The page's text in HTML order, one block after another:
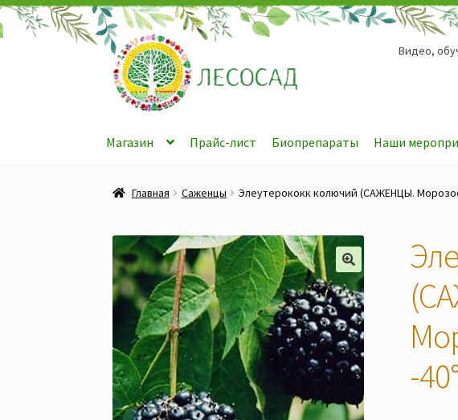
Перейти
к
навигации
Перейти
к
содержимому
Видео,
Магазин Прайс-лист Биопрепараты Наши
Главная Саженцы Элеутерококк колючий (САЖЕНЦЫ.
-